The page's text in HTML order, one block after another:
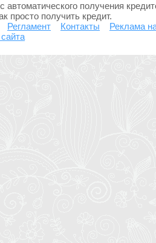
получения
просто получить кредит.
Регламент Контакты
Реклама